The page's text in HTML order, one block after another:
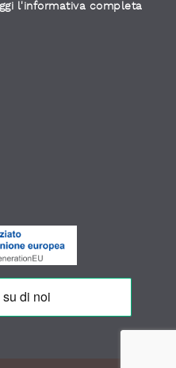
l'informativa completa